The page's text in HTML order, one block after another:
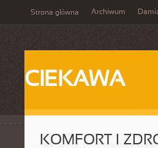
Strona główna Archiwum
CIEKAWA
KOMFORT I